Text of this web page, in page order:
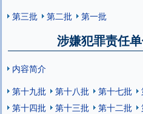
第三批
第二批 第一批
涉嫌犯罪责任
内容简介
第十九批
第十八批 第十七批
第十四批
第十三批 第十二批